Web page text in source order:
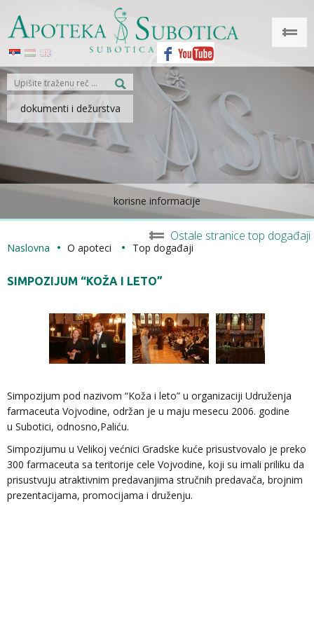
dokumenti i dežurstva
korisne informacije
Ostale stranice top događaji
Naslovna O apoteci Top događaji
SIMPOZIJUM “KOŽA I LETO”
Simpozijum pod nazivom “Koža i leto” u organizaciji Udruženja
farmaceuta Vojvodine, održan je u maju mesecu 2006. godine
u Subotici, odnosno,Paliću.
Simpozijumu u Velikoj većnici Gradske kuće prisustvovalo je preko
300 farmaceuta sa teritorije cele Vojvodine, koji su imali priliku da
prisustvuju atraktivnim predavanjima stručnih predavača, brojnim
prezentacijama, promocijama i druženju.